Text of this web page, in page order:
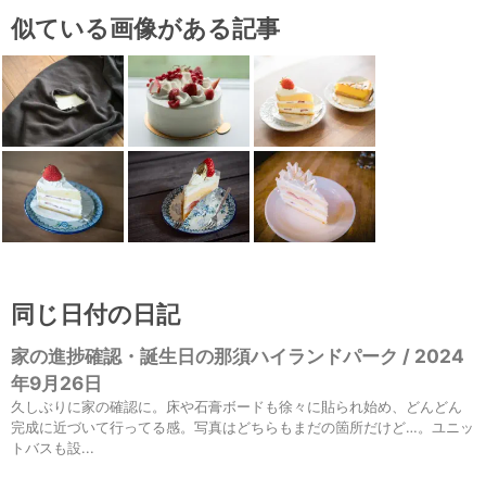
似ている画像がある記事
同じ日付の日記
家の進捗確認・誕生日の那須ハイランドパーク / 2024
年9月26日
久しぶりに家の確認に。床や石膏ボードも徐々に貼られ始め、どんどん
完成に近づいて行ってる感。写真はどちらもまだの箇所だけど…。ユニッ
トバスも設...